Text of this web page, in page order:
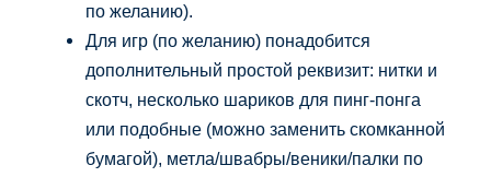
по желанию).
Для игр (по желанию) понадобится
дополнительный простой реквизит: нитки и
скотч, несколько шариков для пинг-понга
или подобные (можно заменить скомканной
бумагой), метла/швабры/веники/палки по